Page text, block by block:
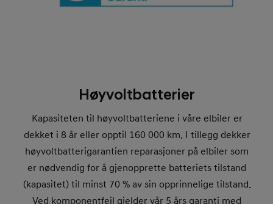
Høyvoltbatterier
Kapasiteten til høyvoltbatteriene i våre elbiler er
dekket i 8 år eller opptil 160 000 km. I tillegg dekker
høyvoltbatterigarantien reparasjoner på elbiler som
er nødvendig for å gjenopprette batteriets tilstand
(kapasitet) til minst 70 % av sin opprinnelige tilstand.
Ved komponentfeil gjelder vår 5 års garanti med